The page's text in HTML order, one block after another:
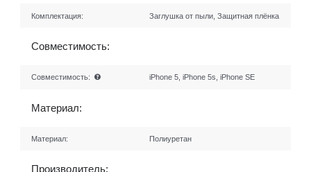
Комплектация: Заглушка от пыли, Защитная плёнка
Совместимость:
Совместимость: iPhone 5, iPhone 5s, iPhone SE
Материал:
Материал: Полиуретан
Производитель: